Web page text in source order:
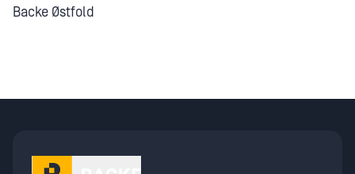
Backe Østfold